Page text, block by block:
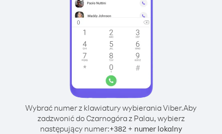
Wybrać numer z klawiatury wybierania Viber.Aby
zadzwonić do Czarnogóra z Palau, wybierz
następujący numer:+382+ numer lokalny